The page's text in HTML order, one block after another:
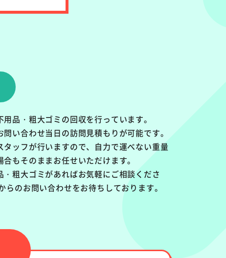
品・粗大ゴミの回収を行っています。
い合わせ当日の訪問見積もりが可能です。
ッフが行いますので、自力で運べない重量
もそのままお任せいただけます。
粗大ゴミがあればお気軽にご相談くださ
のお問い合わせをお待ちしております。